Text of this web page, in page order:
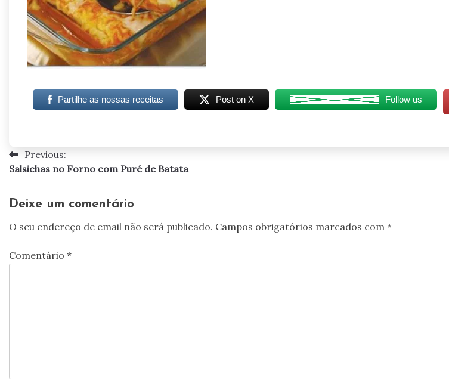
Partilhe as nossas receitas Post on X Follow us
Navegação
artigos
Previous:
Salsichas no Forno com Puré de Batata
Deixe um comentário
O seu endereço de email não será publicado. Campos obrigatórios marcados com *
Comentário *